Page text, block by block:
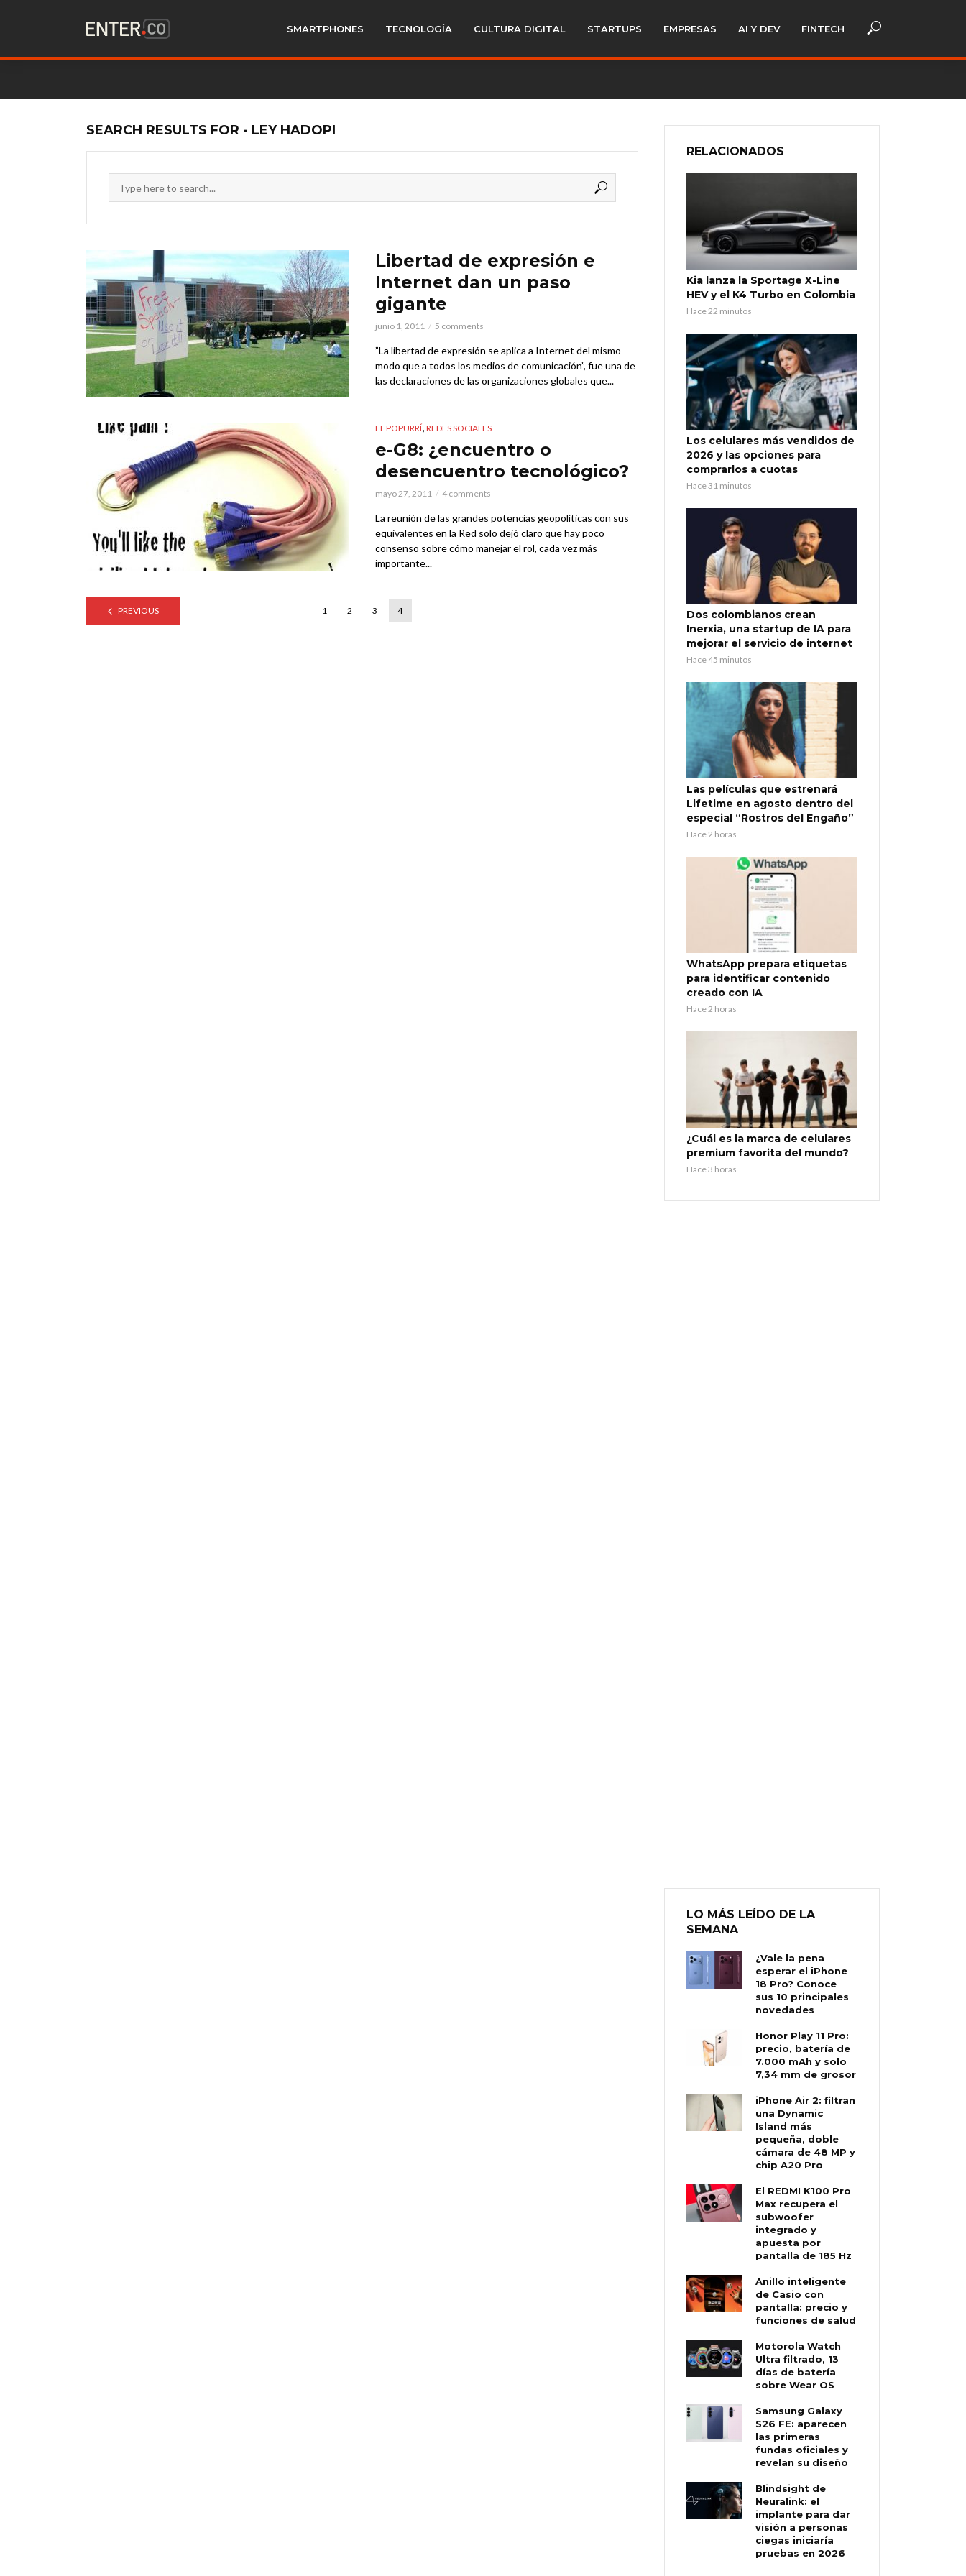
SMARTPHONES TECNOLOGÍA CULTURA DIGITAL STARTUPS EMPRESAS AI Y DEV FINTECH
SEARCH RESULTS FOR - LEY HADOPI
Libertad de expresión e
Internet dan un paso
gigante
junio 1, 2011 5 comments
”La libertad de expresión se aplica a Internet del mismo
modo que a todos los medios de comunicación”, fue una de
las declaraciones de las organizaciones globales que...
EL POPURRÍ, REDES SOCIALES
e-G8: ¿encuentro o
desencuentro tecnológico?
mayo 27, 2011 4 comments
La reunión de las grandes potencias geopolíticas con sus
equivalentes en la Red solo dejó claro que hay poco
consenso sobre cómo manejar el rol, cada vez más
importante...
PREVIOUS 1 2 3 4
RELACIONADOS
Kia lanza la Sportage X-Line
HEV y el K4 Turbo en Colombia
Hace 22 minutos
Los celulares más vendidos de
2026 y las opciones para
comprarlos a cuotas
Hace 31 minutos
Dos colombianos crean
Inerxia, una startup de IA para
mejorar el servicio de internet
Hace 45 minutos
Las películas que estrenará
Lifetime en agosto dentro del
especial “Rostros del Engaño”
Hace 2 horas
WhatsApp prepara etiquetas
para identificar contenido
creado con IA
Hace 2 horas
¿Cuál es la marca de celulares
premium favorita del mundo?
Hace 3 horas
LO MÁS LEÍDO DE LA
SEMANA
¿Vale la pena
esperar el iPhone
18 Pro? Conoce
sus 10 principales
novedades
Honor Play 11 Pro:
precio, batería de
7.000 mAh y solo
7,34 mm de grosor
iPhone Air 2: filtran
una Dynamic
Island más
pequeña, doble
cámara de 48 MP y
chip A20 Pro
El REDMI K100 Pro
Max recupera el
subwoofer
integrado y
apuesta por
pantalla de 185 Hz
Anillo inteligente
de Casio con
pantalla: precio y
funciones de salud
Motorola Watch
Ultra filtrado, 13
días de batería
sobre Wear OS
Samsung Galaxy
S26 FE: aparecen
las primeras
fundas oficiales y
revelan su diseño
Blindsight de
Neuralink: el
implante para dar
visión a personas
ciegas iniciaría
pruebas en 2026